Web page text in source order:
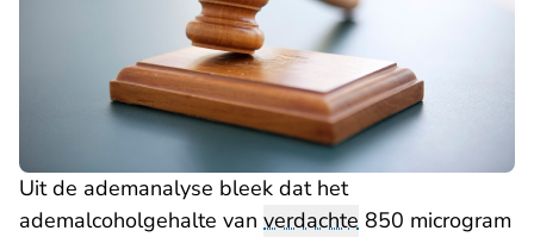
Uit de ademanalyse bleek dat het
ademalcoholgehalte van verdachte 850 microgram